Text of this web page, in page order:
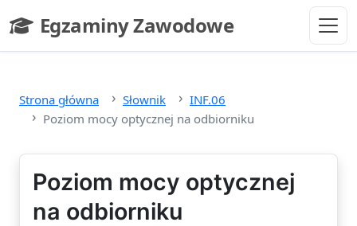
Egzaminy Zawodowe
- strona główna
Strona główna Słownik
INF.06
Poziom mocy optycznej na odbiorniku
Poziom mocy optycznej
na odbiorniku